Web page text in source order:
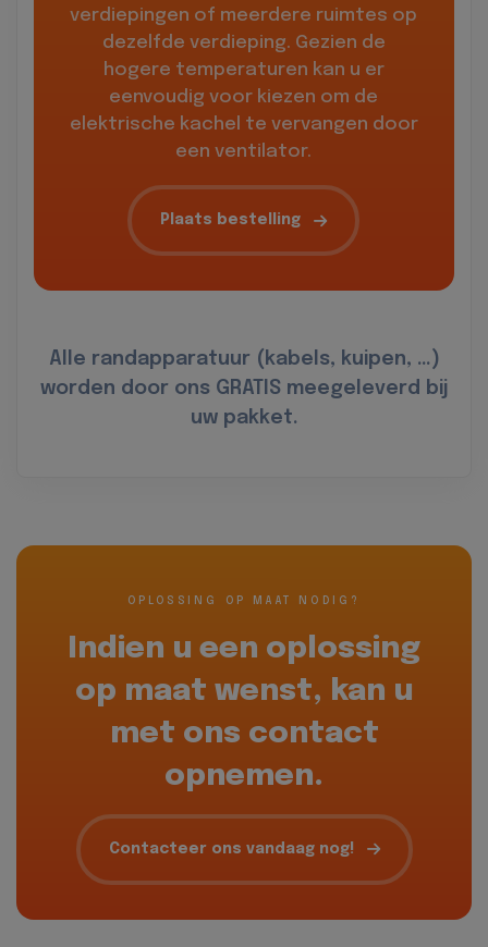
verdiepingen of meerdere ruimtes op
dezelfde verdieping. Gezien de
hogere temperaturen kan u er
eenvoudig voor kiezen om de
elektrische kachel te vervangen door
een ventilator.
Plaats bestelling
Alle randapparatuur (kabels, kuipen, …)
worden door ons GRATIS meegeleverd bij
uw pakket.
OPLOSSING OP MAAT NODIG?
Indien u een oplossing
op maat wenst, kan u
met ons contact
opnemen.
Contacteer ons vandaag nog!